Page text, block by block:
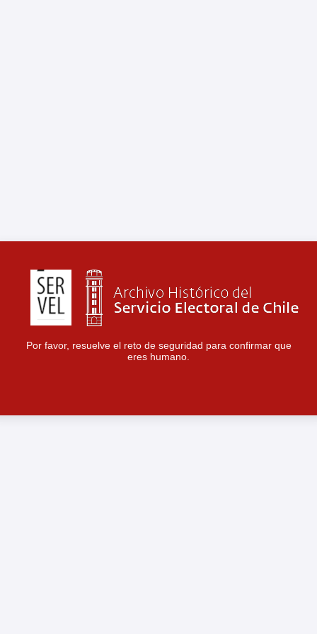
Por favor, resuelve el reto de seguridad para confirmar que
eres humano.